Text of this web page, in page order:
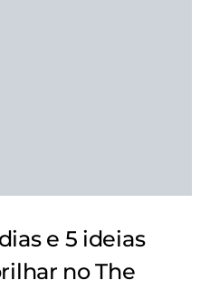
e 5 ideias
no The